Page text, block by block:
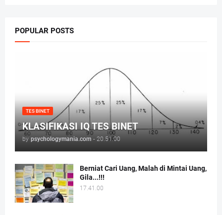
POPULAR POSTS
TES BINET
KLASIFIKASI IQ TES BINET
by psychologymania.com - 20.51.00
Berniat Cari Uang, Malah di Mintai Uang,
Gila...!!!
17.41.00